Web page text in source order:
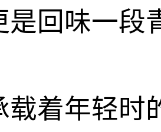
是回味一段
载着年轻时